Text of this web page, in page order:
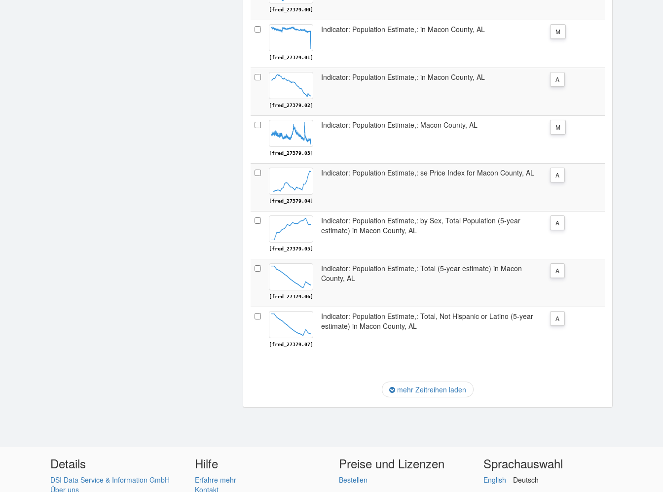
[fred_27379.00]
[fred_27379.01]
Indicator: Population Estimate,: in Macon County, AL M
[fred_27379.02]
Indicator: Population Estimate,: in Macon County, AL A
[fred_27379.03]
Indicator: Population Estimate,: Macon County, AL M
[fred_27379.04]
Indicator: Population Estimate,: se Price Index for Macon County, AL A
[fred_27379.05]
Indicator: Population Estimate,: by Sex, Total Population (5-year
estimate) in Macon County, AL
A
[fred_27379.06]
Indicator: Population Estimate,: Total (5-year estimate) in Macon
County, AL
A
[fred_27379.07]
Indicator: Population Estimate,: Total, Not Hispanic or Latino (5-year
estimate) in Macon County, AL
A
mehr Zeitreihen laden
Details
DSI Data Service & Information GmbH
Über uns
Hilfe
Erfahre mehr
Kontakt
Preise und Lizenzen
Bestellen
Sprachauswahl
English Deutsch